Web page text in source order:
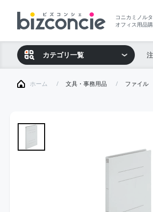
コニカミノル
オフィス用品
カテゴリ一覧
ホーム 文具・事務用品 ファイル